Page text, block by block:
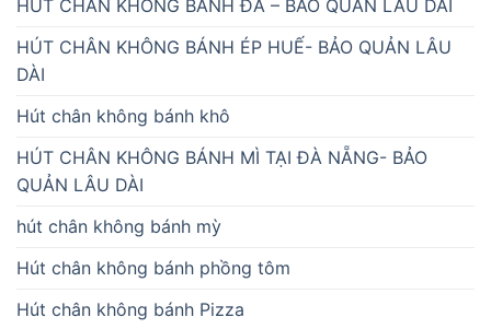
HÚT CHÂN KHÔNG BÁNH ĐA – BẢO QUẢN LÂU DÀI
HÚT CHÂN KHÔNG BÁNH ÉP HUẾ- BẢO QUẢN LÂU
DÀI
Hút chân không bánh khô
HÚT CHÂN KHÔNG BÁNH MÌ TẠI ĐÀ NẴNG- BẢO
QUẢN LÂU DÀI
hút chân không bánh mỳ
Hút chân không bánh phồng tôm
Hút chân không bánh Pizza